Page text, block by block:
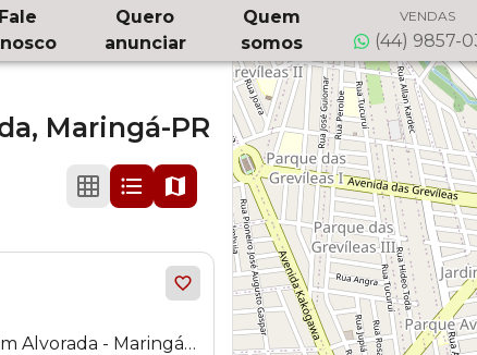
Fale
Quero
anunciar
Quem
somos
VENDAS
(44) 9857-
Maringá-PR
Alvorada - Maringá -